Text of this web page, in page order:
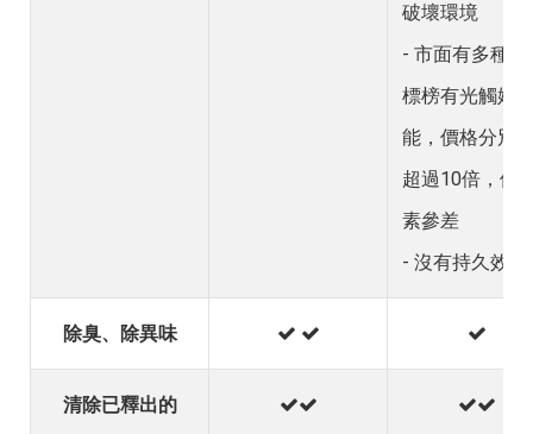
破壞環境
- 市面有多種產
標榜有光觸媒
能，價格分別
超過10倍，但
素參差
- 沒有持久效力
除臭、除異味
清除已釋出的